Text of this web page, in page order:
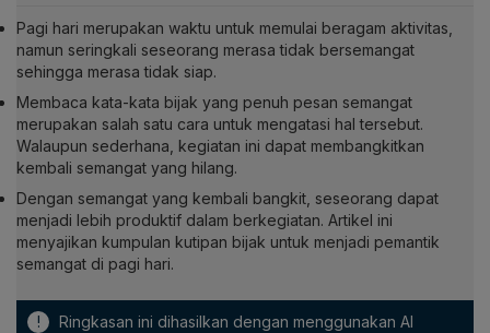
Pagi hari merupakan waktu untuk memulai beragam aktivitas,
namun seringkali seseorang merasa tidak bersemangat
sehingga merasa tidak siap.
Membaca kata-kata bijak yang penuh pesan semangat
merupakan salah satu cara untuk mengatasi hal tersebut.
Walaupun sederhana, kegiatan ini dapat membangkitkan
kembali semangat yang hilang.
Dengan semangat yang kembali bangkit, seseorang dapat
menjadi lebih produktif dalam berkegiatan. Artikel ini
menyajikan kumpulan kutipan bijak untuk menjadi pemantik
semangat di pagi hari.
! Ringkasan ini dihasilkan dengan menggunakan AI